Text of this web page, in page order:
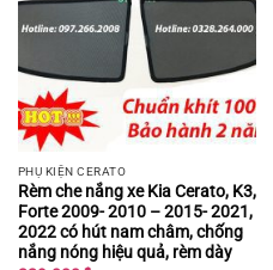
PHỤ KIỆN CERATO
Rèm che nắng xe Kia Cerato, K3,
Forte 2009- 2010 – 2015- 2021,
2022 có hút nam châm, chống
nắng nóng hiệu quả, rèm dày